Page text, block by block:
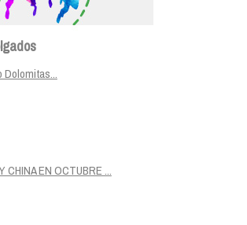
Dolomitas...
CHINA EN OCTUBRE ...